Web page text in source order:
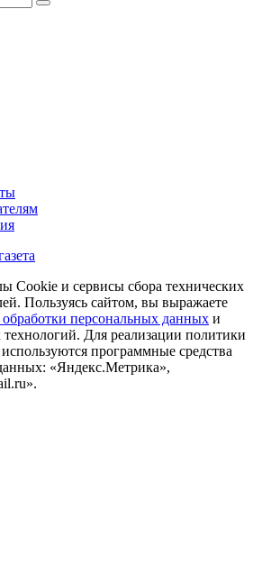
Cookie и сервисы сбора технических
Пользуясь сайтом, вы выражаете
персональных данных и
Для реализации политики
программные средства
«Яндекс.Метрика»,